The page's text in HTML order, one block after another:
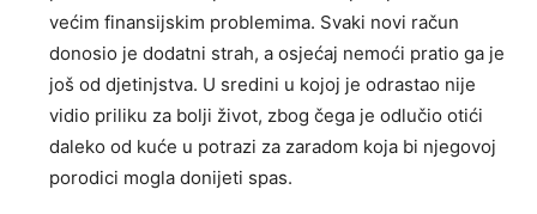
većim finansijskim problemima. Svaki novi račun
donosio je dodatni strah, a osjećaj nemoći pratio ga je
još od djetinjstva. U sredini u kojoj je odrastao nije
vidio priliku za bolji život, zbog čega je odlučio otići
daleko od kuće u potrazi za zaradom koja bi njegovoj
porodici mogla donijeti spas.